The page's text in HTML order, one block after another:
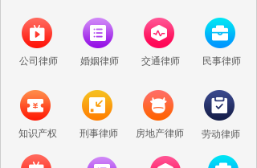
公司律师 婚姻律师 交通律师 民事律师
知识产权 刑事律师 房地产律师 劳动律师